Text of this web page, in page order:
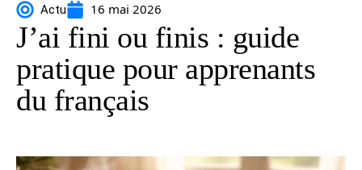
Actu 16 mai 2026
J’ai fini ou finis : guide
pratique pour apprenants
du français